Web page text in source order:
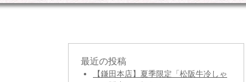
最近の投稿
【鎌田本店】夏季限定「松阪牛冷しゃ